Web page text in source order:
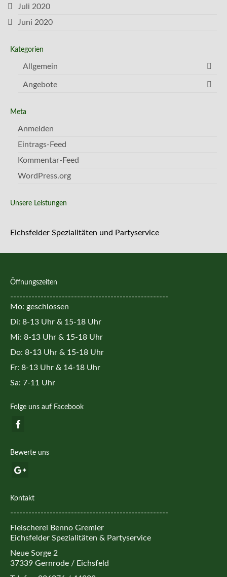
Juli 2020
Juni 2020
Kategorien
Allgemein
Angebote
Meta
Anmelden
Eintrags-Feed
Kommentar-Feed
WordPress.org
Unsere Leistungen
Eichsfelder Spezialitäten und Partyservice
Öffnungszeiten
----------------------------------------------------
Mo: geschlossen
Di: 8-13 Uhr & 15-18 Uhr
Mi: 8-13 Uhr & 15-18 Uhr
Do: 8-13 Uhr & 15-18 Uhr
Fr: 8-13 Uhr & 14-18 Uhr
Sa: 7-11 Uhr
Folge uns auf Facebook
Bewerte uns
Kontakt
----------------------------------------------------
Fleischerei Benno Gremler
Eichsfelder Spezialitäten & Partyservice
Neue Sorge 2
37339 Gernrode / Eichsfeld